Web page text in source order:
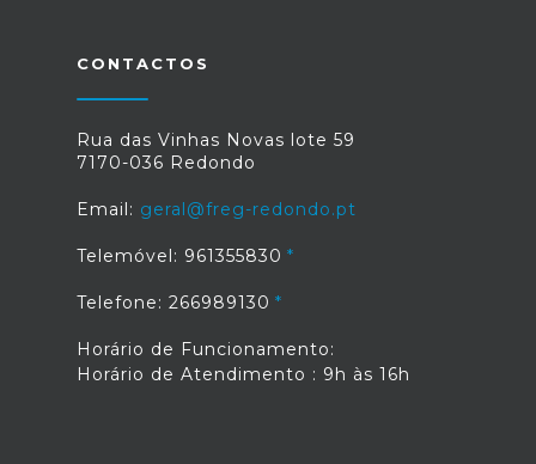
CONTACTOS
Rua das Vinhas Novas lote 59
7170-036 Redondo
Email: geral@freg-redondo.pt
Telemóvel: 961355830
Telefone: 266989130
Horário de Funcionamento:
Horário de Atendimento : 9h às 16h